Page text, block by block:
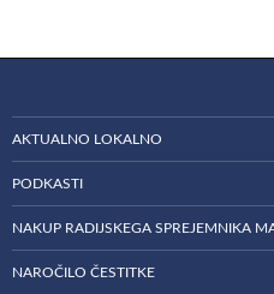
AKTUALNO LOKALNO
PODKASTI
NAKUP RADIJSKEGA SPREJEMNIKA
NAROČILO ČESTITKE